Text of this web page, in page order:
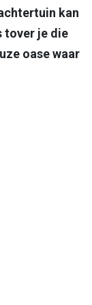
kan
tover je die
oase waar